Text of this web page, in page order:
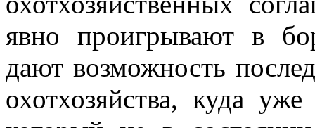
явно проигрывают в
дают возможность
охотхозяйства, куда